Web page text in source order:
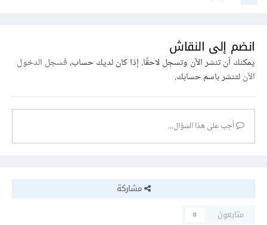
انضم إلى النقاش
يمكنك أن تنشر الآن وتسجل لاحقًا. إذا كان لديك حساب،فسجل الدخول
الآنلتنشر باسم حسابك.
أجب على هذا السؤال...
مشاركة
متابعون
0